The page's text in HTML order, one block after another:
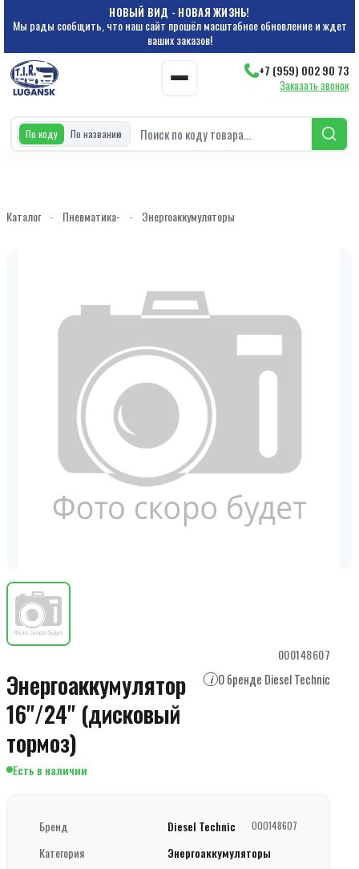
НОВЫЙ ВИД - НОВАЯ ЖИЗНЬ!
Мы рады сообщить, что наш сайт прошёл масштабное обновление и ждет
ваших заказов!
+7 (959) 002 90 73
Заказать звонок
По коду По названию
Каталог - Пневматика- - Энергоаккумуляторы
000148607
Энергоаккумулятор
16"/24" (дисковый
тормоз)
i О бренде Diesel Technic
Есть в наличии
Бренд Diesel Technic 000148607
Категория
Энергоаккумуляторы